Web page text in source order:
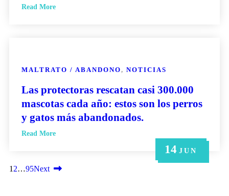
14 JUN
6 MAY
6 MAY
21 JUN
Read More
14 JUN
MALTRATO / ABANDONO, NOTICIAS
Las protectoras rescatan casi 300.000
mascotas cada año: estos son los perros
y gatos más abandonados.
Read More
1 2…95Next